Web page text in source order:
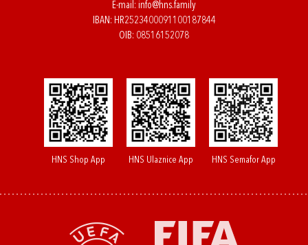
E-mail: info@hns.family
IBAN: HR2523400091100187844
OIB: 08516152078
HNS Shop App HNS Ulaznice App HNS Semafor App